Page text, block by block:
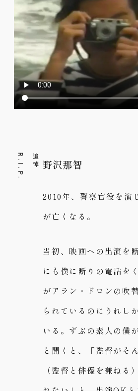
追
悼
R
.
I
.
P
. 野沢那智
2010年、警察官役を演
が亡くなる。
当初、映画への出演を
にも僕に断りの電話を
がアラン・ドロンの吹
られているのにうれし
いる。ずぶの素人の僕
と聞くと、「監督がそ
（監督と俳優を兼ねる